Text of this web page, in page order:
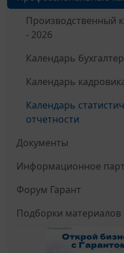
Производственный
- 2026
Календарь
Календарь
Календарь
отчетности
Документы
Информационное
Форум Гарант
Подборки материалов